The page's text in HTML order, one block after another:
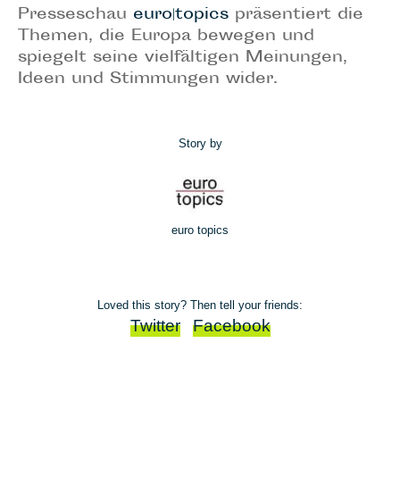
Presseschau euro|topics präsentiert die
Themen, die Europa bewegen und
spiegelt seine vielfältigen Meinungen,
Ideen und Stimmungen wider.
Story by
euro topics
Loved this story? Then tell your friends:
Twitter Facebook